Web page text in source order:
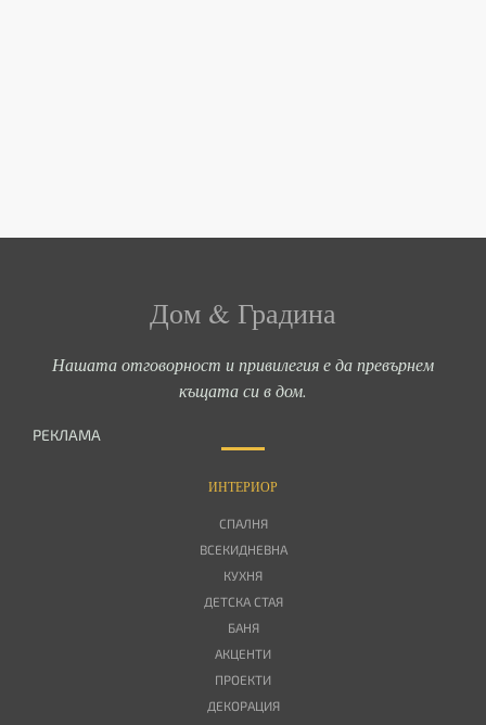
Дом & Градина
Нашата отговорност и привилегия е да превърнем
къщата си в дом.
РЕКЛАМА
ИНТЕРИОР
СПАЛНЯ
ВСЕКИДНЕВНА
КУХНЯ
ДЕТСКА СТАЯ
БАНЯ
АКЦЕНТИ
ПРОЕКТИ
ДЕКОРАЦИЯ